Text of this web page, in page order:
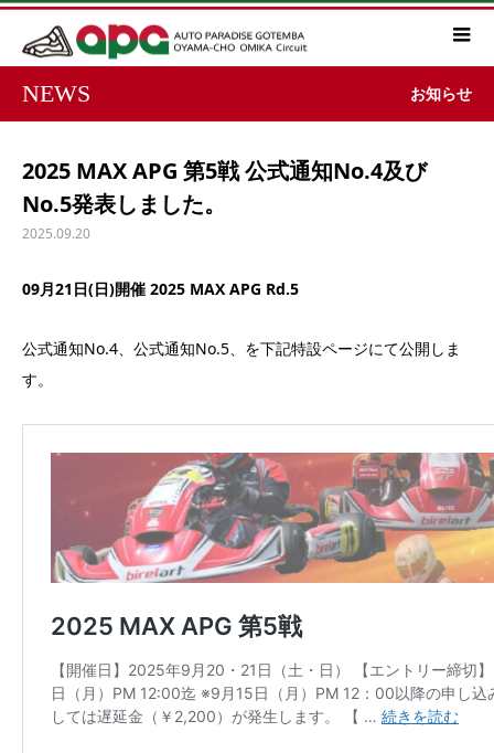
NEWS お知らせ
2025 MAX APG 第5戦 公式通知No.4及び
No.5発表しました。
2025.09.20
09月21日(日)開催 2025 MAX APG Rd.5
公式通知No.4、公式通知No.5、を下記特設ページにて公開しま
す。